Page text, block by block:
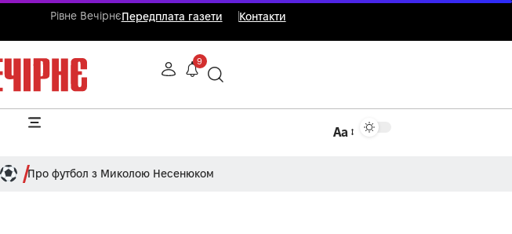
Рівне ВечірнєПередплата газети Контакти
9
Аа
Про футбол з Миколою Несенюком